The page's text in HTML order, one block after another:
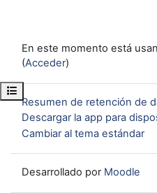
Abrir índice del curso
En este momento está
(Acceder)
Resumen de retención de
Descargar la app para
Cambiar al tema estándar
Desarrollado por Moodle